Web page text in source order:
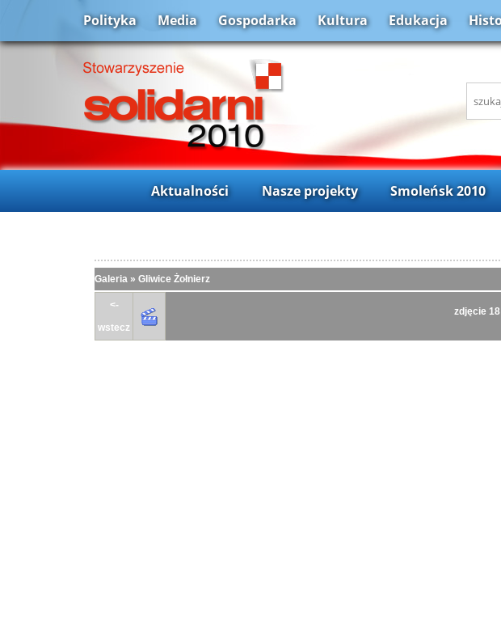
Polityka Media Gospodarka Kultura Edukacja
Aktualności Nasze projekty Smoleńsk 2010
Galeria » Gliwice Żołnierz
<-
wstecz
zdjęcie 18